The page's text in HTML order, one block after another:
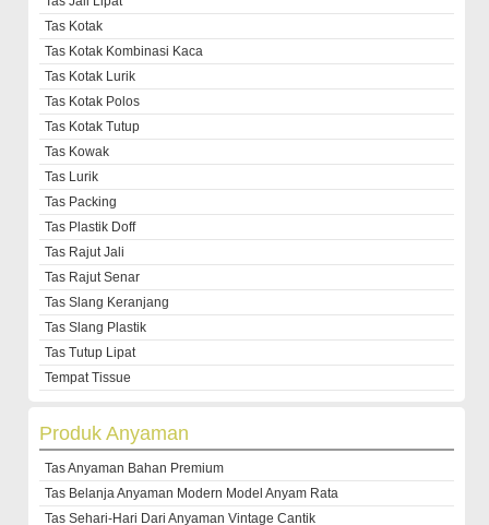
Tas Kotak
Tas Kotak Kombinasi Kaca
Tas Kotak Lurik
Tas Kotak Polos
Tas Kotak Tutup
Tas Kowak
Tas Lurik
Tas Packing
Tas Plastik Doff
Tas Rajut Jali
Tas Rajut Senar
Tas Slang Keranjang
Tas Slang Plastik
Tas Tutup Lipat
Tempat Tissue
Produk Anyaman
Tas Anyaman Bahan Premium
Tas Belanja Anyaman Modern Model Anyam Rata
Tas Sehari-Hari Dari Anyaman Vintage Cantik